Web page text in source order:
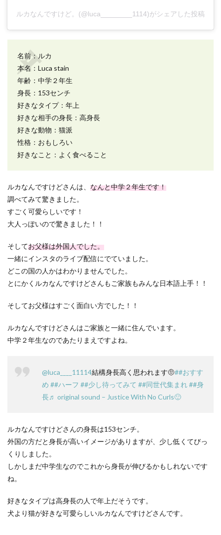
ルカなんですけど。(@luca________1114)がシェアした投稿
名前：ルカ
本名：Luca stain
年齢：中学２年生
身長：153センチ
好きなタイプ：年上
好きな相手の身長：高身長
好きな動物：猫派
性格：おもしろい
好きなこと：よく食べること
ルカなんですけどさんは、 なんと中学２年生です！
調べてみて驚きました。
すごく可愛らしいです！
大人っぽいので驚きました！！
そしてお父様は外国人でした。
一緒にインスタのライブ配信にでていました。
どこの国の人かはわかりませんでした。
とにかくルカなんですけどさんもご家族もみんな日本語上手！！
そしてお父様はすごく面白い方でした！！
ルカなんですけどさんはご家族と一緒に住んでいます。
中学２年生なのであたりまえですよね。
@luca____11114結構身長高く思われます🤨##おすす
め ##ハーフ ##少し待ってみて ##同世代集まれ##身
長♬ original sound – Justice With No Curls🙂
ルカなんですけどさんの身長は153センチ。
外国の方だと身長が高いイメージがありますが、少し低くてびっ
くりしました。
しかしまだ中学生なのでこれから身長が伸びるかもしれないです
ね。
好きなタイプは高身長の人で年上だそうです。
犬より猫が好きな可愛らしいルカなんですけどさんです。